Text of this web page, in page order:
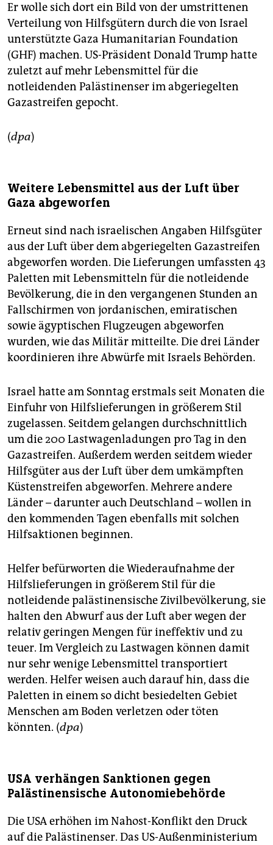
Er wolle sich dort ein Bild von der umstrittenen
Verteilung von Hilfsgütern durch die von Israel
unterstützte Gaza Humanitarian Foundation
(GHF) machen. US-Präsident Donald Trump hatte
zuletzt auf mehr Lebensmittel für die
notleidenden Palästinenser im abgeriegelten
Gazastreifen gepocht.
(dpa)
Weitere Lebensmittel aus der Luft über
Gaza abgeworfen
Erneut sind nach israelischen Angaben Hilfsgüter
aus der Luft über dem abgeriegelten Gazastreifen
abgeworfen worden. Die Lieferungen umfassten 43
Paletten mit Lebensmitteln für die notleidende
Bevölkerung, die in den vergangenen Stunden an
Fallschirmen von jordanischen, emiratischen
sowie ägyptischen Flugzeugen abgeworfen
wurden, wie das Militär mitteilte. Die drei Länder
koordinieren ihre Abwürfe mit Israels Behörden.
Israel hatte am Sonntag erstmals seit Monaten die
Einfuhr von Hilfslieferungen in größerem Stil
zugelassen. Seitdem gelangen durchschnittlich
um die 200 Lastwagenladungen pro Tag in den
Gazastreifen. Außerdem werden seitdem wieder
Hilfsgüter aus der Luft über dem umkämpften
Küstenstreifen abgeworfen. Mehrere andere
Länder – darunter auch Deutschland – wollen in
den kommenden Tagen ebenfalls mit solchen
Hilfsaktionen beginnen.
Helfer befürworten die Wiederaufnahme der
Hilfslieferungen in größerem Stil für die
notleidende palästinensische Zivilbevölkerung, sie
halten den Abwurf aus der Luft aber wegen der
relativ geringen Mengen für ineffektiv und zu
teuer. Im Vergleich zu Lastwagen können damit
nur sehr wenige Lebensmittel transportiert
werden. Helfer weisen auch darauf hin, dass die
Paletten in einem so dicht besiedelten Gebiet
Menschen am Boden verletzen oder töten
könnten. (dpa)
USA verhängen Sanktionen gegen
Palästinensische Autonomiebehörde
Die USA erhöhen im Nahost-Konflikt den Druck
auf die Palästinenser. Das US-Außenministerium